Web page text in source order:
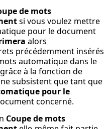
de mots
si vous voulez mettre
pour le document
alors
précédemment insérés
automatique dans le
à la fonction de
subsistent que tant que
pour le
concerné.
Coupe de mots